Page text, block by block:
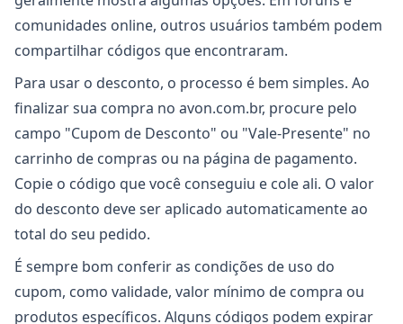
comunidades online, outros usuários também podem
compartilhar códigos que encontraram.
Para usar o desconto, o processo é bem simples. Ao
finalizar sua compra no avon.com.br, procure pelo
campo "Cupom de Desconto" ou "Vale-Presente" no
carrinho de compras ou na página de pagamento.
Copie o código que você conseguiu e cole ali. O valor
do desconto deve ser aplicado automaticamente ao
total do seu pedido.
É sempre bom conferir as condições de uso do
cupom, como validade, valor mínimo de compra ou
produtos específicos. Alguns códigos podem expirar